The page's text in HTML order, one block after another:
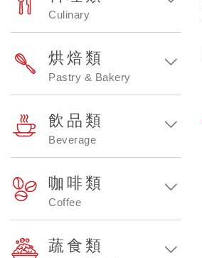
Culinary
烘焙類
Pastry & Bakery
飲品類
Beverage
咖啡類
Coffee
蔬食類